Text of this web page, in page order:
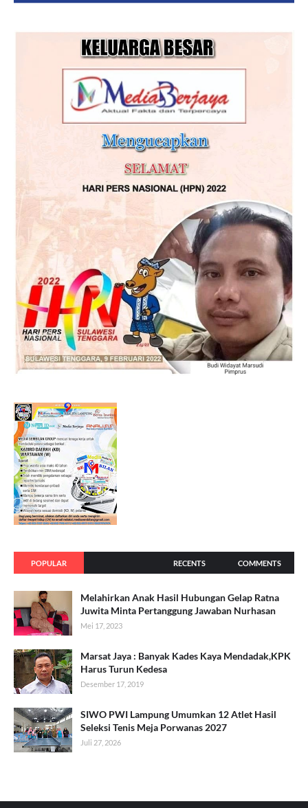
POPULAR RECENTS COMMENTS
Melahirkan Anak Hasil Hubungan Gelap Ratna
Juwita Minta Pertanggung Jawaban Nurhasan
Mei 17, 2023
Marsat Jaya : Banyak Kades Kaya Mendadak,KPK
Harus Turun Kedesa
Desember 17, 2019
SIWO PWI Lampung Umumkan 12 Atlet Hasil
Seleksi Tenis Meja Porwanas 2027
Juli 27, 2026